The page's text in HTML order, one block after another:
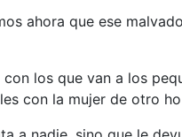
ahora que ese
con los que van a los
con la mujer de otro